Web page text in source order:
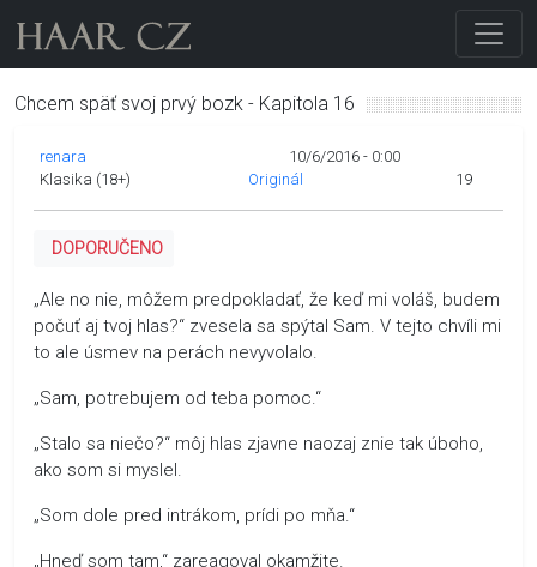
Chcem späť svoj prvý bozk - Kapitola 16
renara
10/6/2016 - 0:00
Klasika (18+)
Originál 19
DOPORUČENO
„Ale no nie, môžem predpokladať, že keď mi voláš, budem
počuť aj tvoj hlas?“ zvesela sa spýtal Sam. V tejto chvíli mi
to ale úsmev na perách nevyvolalo.
„Sam, potrebujem od teba pomoc.“
„Stalo sa niečo?“ môj hlas zjavne naozaj znie tak úboho,
ako som si myslel.
„Som dole pred intrákom, prídi po mňa.“
„Hneď som tam,“ zareagoval okamžite.